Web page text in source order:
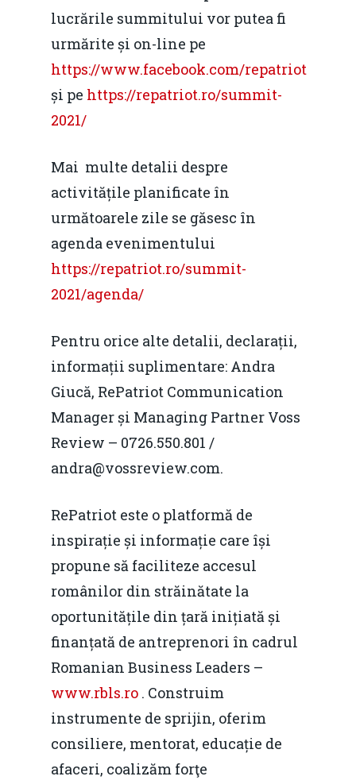
lucrările summitului vor putea fi
urmărite și on-line pe
https://www.facebook.com/repatriot
și pe https://repatriot.ro/summit-
2021/
Mai multe detalii despre
activitățile planificate în
următoarele zile se găsesc în
agenda evenimentului
https://repatriot.ro/summit-
2021/agenda/
Pentru orice alte detalii, declarații,
informații suplimentare: Andra
Giucă, RePatriot Communication
Manager și Managing Partner Voss
Review – 0726.550.801 /
andra@vossreview.com.
RePatriot este o platformă de
inspirație și informație care își
propune să faciliteze accesul
românilor din străinătate la
oportunitățile din țară inițiată și
finanțată de antreprenori în cadrul
Romanian Business Leaders –
www.rbls.ro . Construim
instrumente de sprijin, oferim
consiliere, mentorat, educație de
afaceri, coalizăm forţe
Durabilă
Martie 2016
Agribusiness
Construcții și
pentru o Românie